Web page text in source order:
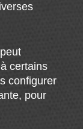
certains
configurer
pour